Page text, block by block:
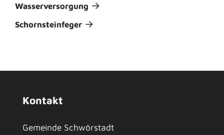
Wasserversorgung
Schornsteinfeger
Kontakt
Gemeinde Schwörstadt